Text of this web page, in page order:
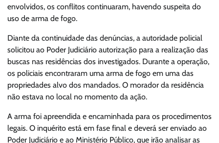
envolvidos, os conflitos continuaram, havendo suspeita do
uso de arma de fogo.
Diante da continuidade das denúncias, a autoridade policial
solicitou ao Poder Judiciário autorização para a realização das
buscas nas residências dos investigados. Durante a operação,
os policiais encontraram uma arma de fogo em uma das
propriedades alvo dos mandados. O morador da residência
não estava no local no momento da ação.
A arma foi apreendida e encaminhada para os procedimentos
legais. O inquérito está em fase final e deverá ser enviado ao
Poder Judiciário e ao Ministério Público, que irão analisar as